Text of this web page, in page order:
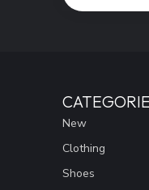
New
Clothing
Shoes